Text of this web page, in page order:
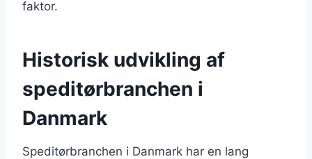
faktor.
Historisk udvikling af
speditørbranchen i
Danmark
Speditørbranchen i Danmark har en lang